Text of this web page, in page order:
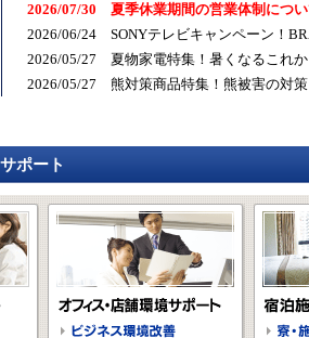
2026/07/30 夏季休業期間の営業体制につ
2026/06/24 SONYテレビキャンペーン！
2026/05/27 夏物家電特集！暑くなるこれ
2026/05/27 熊対策商品特集！熊被害の対
ポート